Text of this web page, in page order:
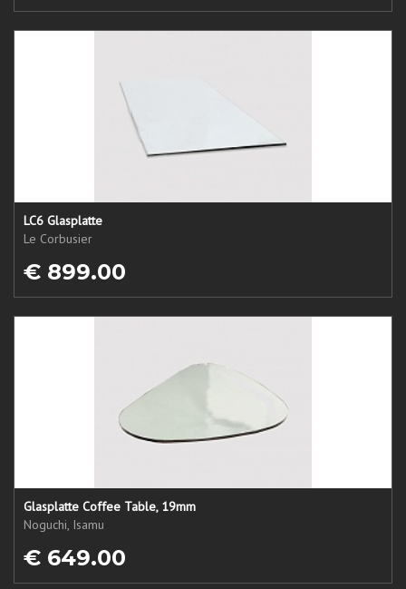
LC6 Glasplatte
Le Corbusier
€ 899.00
Glasplatte Coffee Table, 19mm
Noguchi, Isamu
€ 649.00